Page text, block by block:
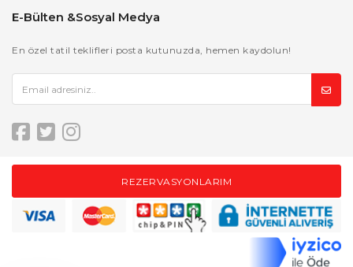
E-Bülten &Sosyal Medya
En özel tatil teklifleri posta kutunuzda, hemen kaydolun!
REZERVASYONLARIM